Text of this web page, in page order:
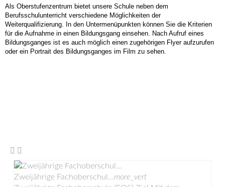
Als Oberstufenzentrum bietet unsere Schule neben dem
Berufsschulunterricht verschiedene Möglichkeiten der
Weiterqualifizierung. In den Untermenüpunkten können Sie die Kriterien
für die Aufnahme in einen Bildungsgang einsehen. Nach Aufruf eines
Bildungsganges ist es auch möglich einen zugehörigen Flyer aufzurufen
oder ein Portrait des Bildungsganges im Film zu sehen.
Zweijährige Fachoberschul...more_vert